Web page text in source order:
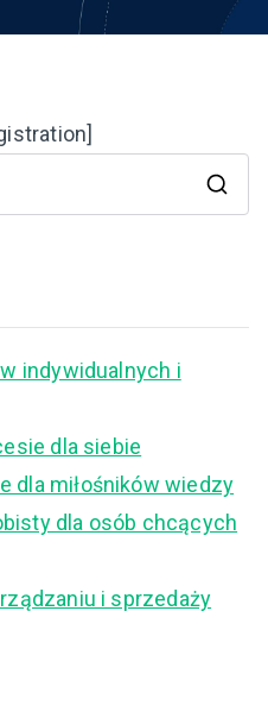
indywidualnych i
dla siebie
dla miłośników wiedzy
dla osób chcących
i sprzedaży